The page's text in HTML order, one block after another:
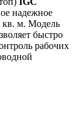
надежное
кв. м. Модель
быстро
рабочих